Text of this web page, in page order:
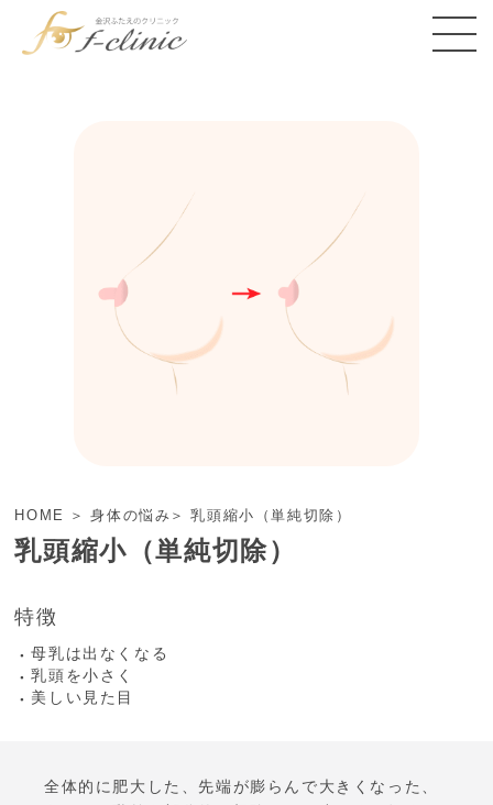
HOME 身体の悩み 乳頭縮小（単純切除）
乳頭縮小（単純切除）
特徴
母乳は出なくなる
乳頭を小さく
美しい見た目
全体的に肥大した、先端が膨らんで大きくなった、